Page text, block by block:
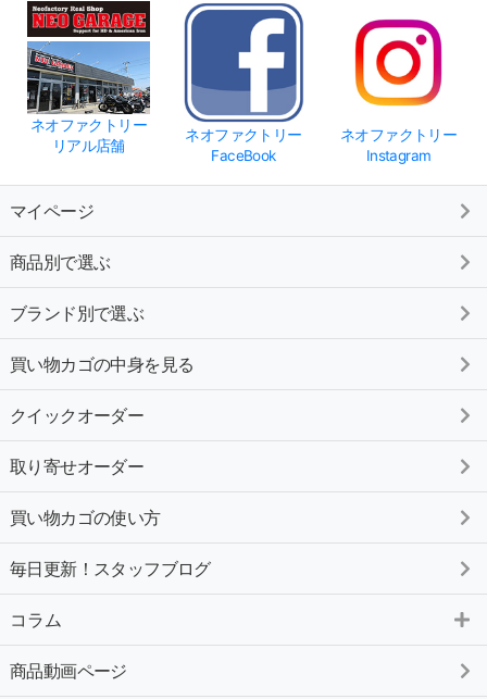
ネオファクトリー
リアル店舗
ネオファクトリー
FaceBook
ネオファクトリー
Instagram
マイページ
商品別で選ぶ
ブランド別で選ぶ
買い物カゴの中身を見る
クイックオーダー
取り寄せオーダー
買い物カゴの使い方
毎日更新！スタッフブログ
コラム
商品動画ページ